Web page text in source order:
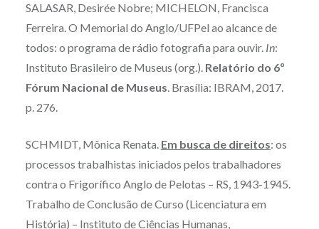
SALASAR, Desirée Nobre; MICHELON, Francisca
Ferreira. O Memorial do Anglo/UFPel ao alcance de
todos: o programa de rádio fotografia para ouvir. In:
Instituto Brasileiro de Museus (org.). Relatório do 6º
Fórum Nacional de Museus. Brasília: IBRAM, 2017.
p. 276.
SCHMIDT, Mônica Renata. Em busca de direitos: os
processos trabalhistas iniciados pelos trabalhadores
contra o Frigorífico Anglo de Pelotas – RS, 1943-1945.
Trabalho de Conclusão de Curso (Licenciatura em
História) – Instituto de Ciências Humanas,